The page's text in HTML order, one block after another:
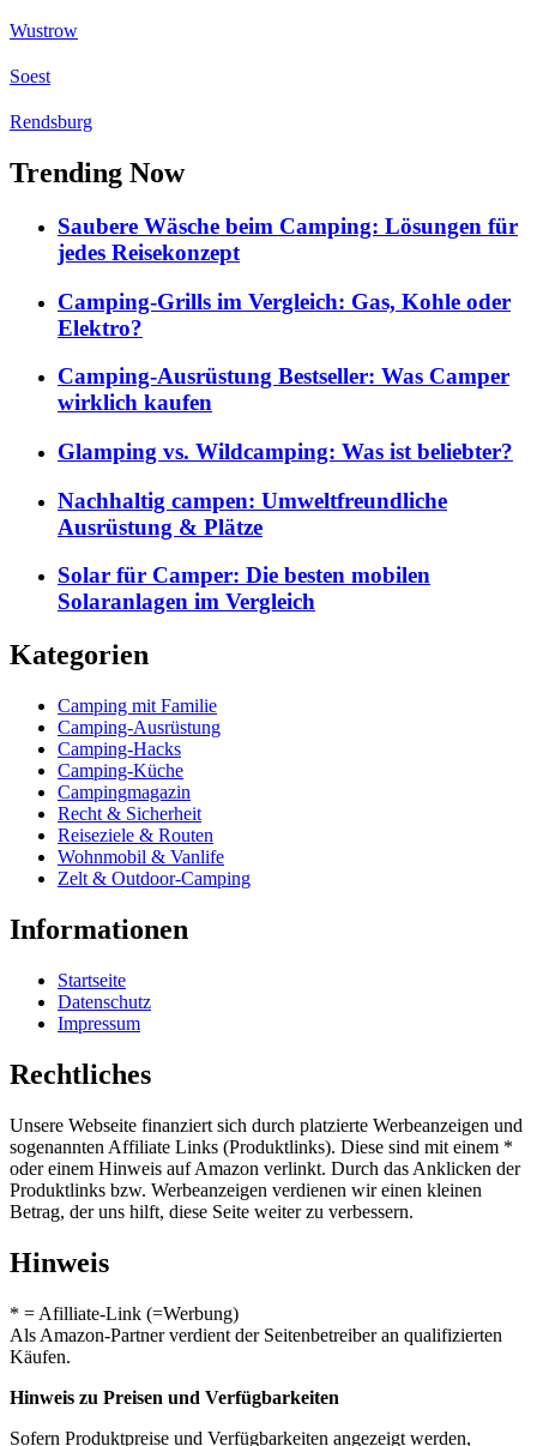
Wustrow
Soest
Rendsburg
Trending Now
Saubere Wäsche beim Camping: Lösungen für
jedes Reisekonzept
Camping-Grills im Vergleich: Gas, Kohle oder
Elektro?
Camping-Ausrüstung Bestseller: Was Camper
wirklich kaufen
Glamping vs. Wildcamping: Was ist beliebter?
Nachhaltig campen: Umweltfreundliche
Ausrüstung & Plätze
Solar für Camper: Die besten mobilen
Solaranlagen im Vergleich
Kategorien
Camping mit Familie
Camping-Ausrüstung
Camping-Hacks
Camping-Küche
Campingmagazin
Recht & Sicherheit
Reiseziele & Routen
Wohnmobil & Vanlife
Zelt & Outdoor-Camping
Informationen
Startseite
Datenschutz
Impressum
Rechtliches
Unsere Webseite finanziert sich durch platzierte Werbeanzeigen und
sogenannten Affiliate Links (Produktlinks). Diese sind mit einem *
oder einem Hinweis auf Amazon verlinkt. Durch das Anklicken der
Produktlinks bzw. Werbeanzeigen verdienen wir einen kleinen
Betrag, der uns hilft, diese Seite weiter zu verbessern.
Hinweis
* = Afilliate-Link (=Werbung)
Als Amazon-Partner verdient der Seitenbetreiber an qualifizierten
Käufen.
Hinweis zu Preisen und Verfügbarkeiten
Sofern Produktpreise und Verfügbarkeiten angezeigt werden,